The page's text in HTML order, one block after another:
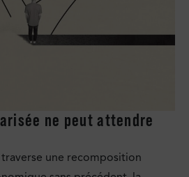
ne peut attendre
une recomposition